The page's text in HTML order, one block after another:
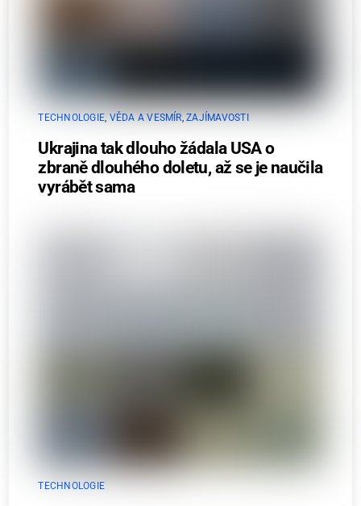
TECHNOLOGIE, VĚDA A VESMÍR,ZAJÍMAVOSTI
Ukrajina tak dlouho žádala USA o
zbraně dlouhého doletu, až se je naučila
vyrábět sama
TECHNOLOGIE